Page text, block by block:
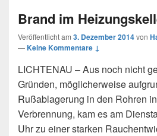
Brand im
Veröffentlicht am 3. Dezember 2014von
—Keine Kommentare ↓
LICHTENAU – Aus noch nicht
Gründen, möglicherweise
Rußablagerung in den Rohren
Verbrennung, kam es am
Uhr zu einer starken